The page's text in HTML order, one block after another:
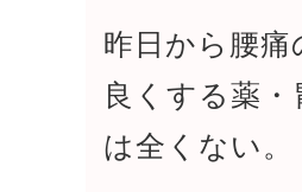
昨日から腰
良くする薬
は全くない。